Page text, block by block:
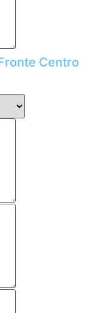
Centro